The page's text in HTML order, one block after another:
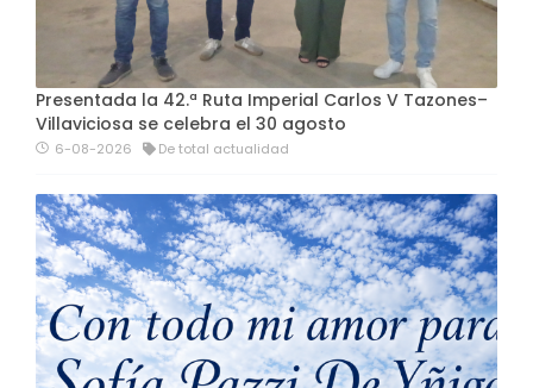
Presentada la 42.ª Ruta Imperial Carlos V Tazones–
Villaviciosa se celebra el 30 agosto
6-08-2026 De total actualidad